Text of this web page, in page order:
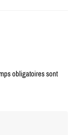
obligatoires sont